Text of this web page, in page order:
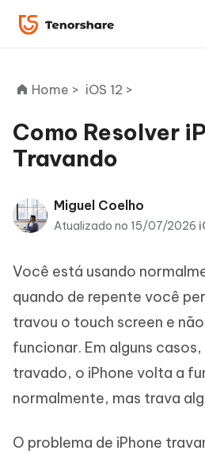
ReiBoot
PDNob
Editor
iAnyGo
Home > iOS 12 >
Como Resolver
Travando
Miguel Coelho
Atualizado no 15/07/2026
Você está usando
quando de repente você
travou o touch screen e
funcionar. Em alguns
travado, o iPhone volta a
normalmente, mas trava
O problema de iPhone